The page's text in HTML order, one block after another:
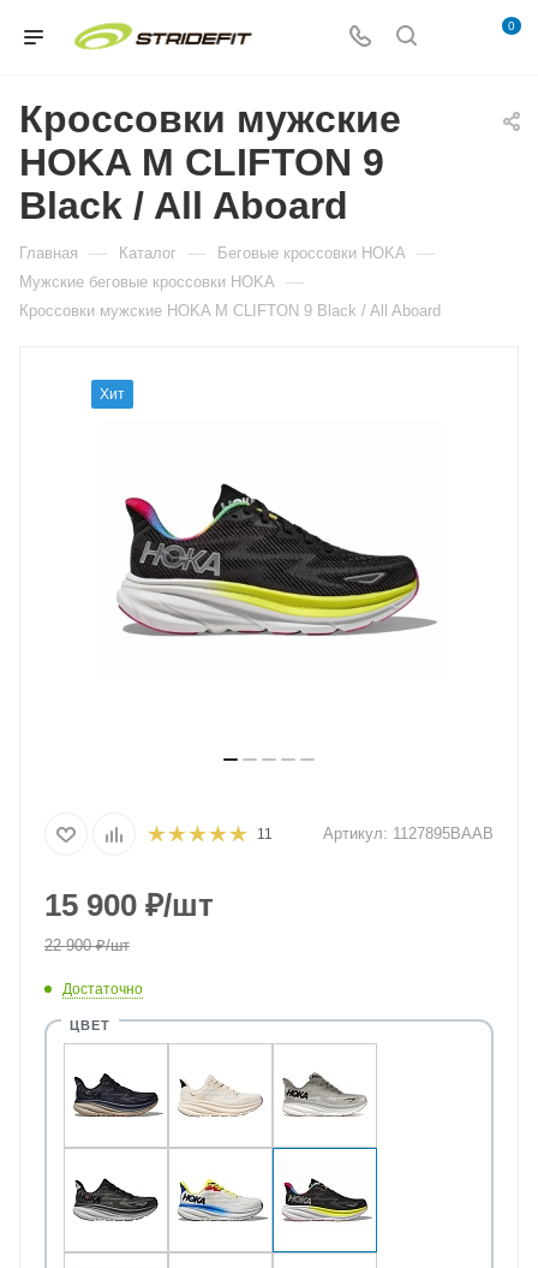
0
Кроссовки мужские
HOKA M CLIFTON 9
Black / All Aboard
Главная — Каталог — Беговые кроссовки HOKA —
Мужские беговые кроссовки HOKA —
Кроссовки мужские HOKA M CLIFTON 9 Black / All Aboard
Хит
11 Артикул: 1127895BAAB
15 900 ₽/шт
22 900₽/шт
Достаточно